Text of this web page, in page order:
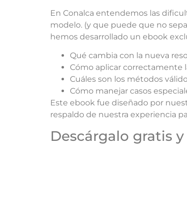
En Conalca entendemos las
modelo. (y que puede que no
hemos desarrollado un ebook
Qué cambia con la nueva
Cómo aplicar correctamente
Cuáles son los métodos
Cómo manejar casos
Este ebook fue diseñado por
respaldo de nuestra experiencia
Descárgalo gratis